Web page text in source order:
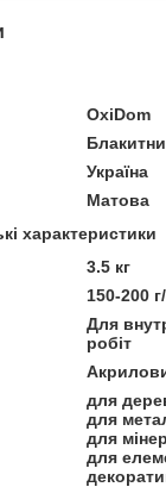
OxiDom
Україна
Матова
характеристики
3.5 кг
150-200
Для
робіт
для
для
для
для